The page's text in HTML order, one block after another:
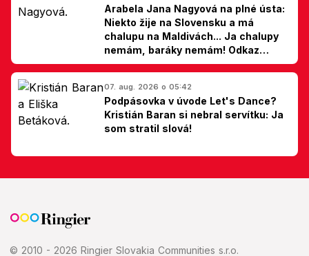
Arabela Jana Nagyová na plné ústa:
Niekto žije na Slovensku a má
chalupu na Maldivách... Ja chalupy
nemám, baráky nemám! Odkaz
Slovákom
07. aug. 2026 o 05:42
Podpásovka v úvode Let's Dance?
Kristián Baran si nebral servítku: Ja
som stratil slová!
© 2010 - 2026 Ringier Slovakia Communities s.r.o.